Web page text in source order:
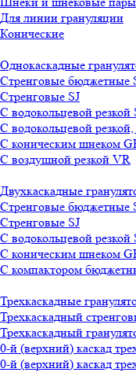
Для линии грануляции
Конические
Однокаскадные
Стренговые бюджетные
Стренговые SJ
С водокольцевой резкой
С водокольцевой
С коническим шнеком
С воздушной резкой VR
Двухкаскадные
Стренговые бюджетные
Стренговые SJ
С водокольцевой резкой
С коническим шнеком
С компактором
Трехкаскадные
Трехкаскадный
Трехкаскадный
0-й (верхний) каскад
0-й (верхний) каскад